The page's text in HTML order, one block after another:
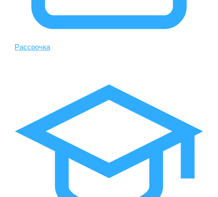
Рассрочка